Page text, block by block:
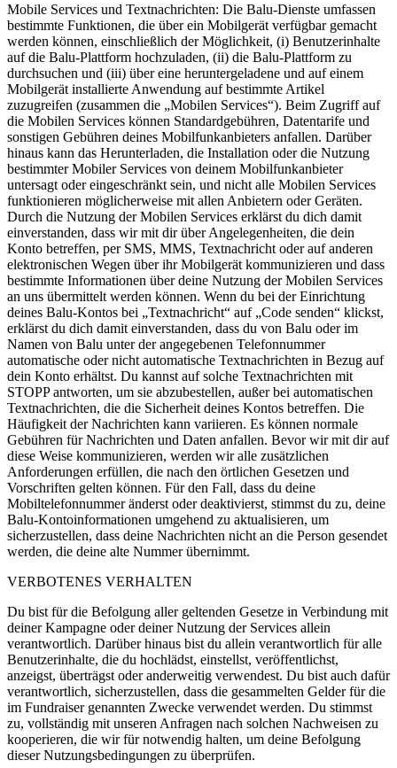
Mobile Services und Textnachrichten: Die Balu-Dienste umfassen
bestimmte Funktionen, die über ein Mobilgerät verfügbar gemacht
werden können, einschließlich der Möglichkeit, (i) Benutzerinhalte
auf die Balu-Plattform hochzuladen, (ii) die Balu-Plattform zu
durchsuchen und (iii) über eine heruntergeladene und auf einem
Mobilgerät installierte Anwendung auf bestimmte Artikel
zuzugreifen (zusammen die „Mobilen Services“). Beim Zugriff auf
die Mobilen Services können Standardgebühren, Datentarife und
sonstigen Gebühren deines Mobilfunkanbieters anfallen. Darüber
hinaus kann das Herunterladen, die Installation oder die Nutzung
bestimmter Mobiler Services von deinem Mobilfunkanbieter
untersagt oder eingeschränkt sein, und nicht alle Mobilen Services
funktionieren möglicherweise mit allen Anbietern oder Geräten.
Durch die Nutzung der Mobilen Services erklärst du dich damit
einverstanden, dass wir mit dir über Angelegenheiten, die dein
Konto betreffen, per SMS, MMS, Textnachricht oder auf anderen
elektronischen Wegen über ihr Mobilgerät kommunizieren und dass
bestimmte Informationen über deine Nutzung der Mobilen Services
an uns übermittelt werden können. Wenn du bei der Einrichtung
deines Balu-Kontos bei „Textnachricht“ auf „Code senden“ klickst,
erklärst du dich damit einverstanden, dass du von Balu oder im
Namen von Balu unter der angegebenen Telefonnummer
automatische oder nicht automatische Textnachrichten in Bezug auf
dein Konto erhältst. Du kannst auf solche Textnachrichten mit
STOPP antworten, um sie abzubestellen, außer bei automatischen
Textnachrichten, die die Sicherheit deines Kontos betreffen. Die
Häufigkeit der Nachrichten kann variieren. Es können normale
Gebühren für Nachrichten und Daten anfallen. Bevor wir mit dir auf
diese Weise kommunizieren, werden wir alle zusätzlichen
Anforderungen erfüllen, die nach den örtlichen Gesetzen und
Vorschriften gelten können. Für den Fall, dass du deine
Mobiltelefonnummer änderst oder deaktivierst, stimmst du zu, deine
Balu-Kontoinformationen umgehend zu aktualisieren, um
sicherzustellen, dass deine Nachrichten nicht an die Person gesendet
werden, die deine alte Nummer übernimmt.
VERBOTENES VERHALTEN
Du bist für die Befolgung aller geltenden Gesetze in Verbindung mit
deiner Kampagne oder deiner Nutzung der Services allein
verantwortlich. Darüber hinaus bist du allein verantwortlich für alle
Benutzerinhalte, die du hochlädst, einstellst, veröffentlichst,
anzeigst, überträgst oder anderweitig verwendest. Du bist auch dafür
verantwortlich, sicherzustellen, dass die gesammelten Gelder für die
im Fundraiser genannten Zwecke verwendet werden. Du stimmst
zu, vollständig mit unseren Anfragen nach solchen Nachweisen zu
kooperieren, die wir für notwendig halten, um deine Befolgung
dieser Nutzungsbedingungen zu überprüfen.